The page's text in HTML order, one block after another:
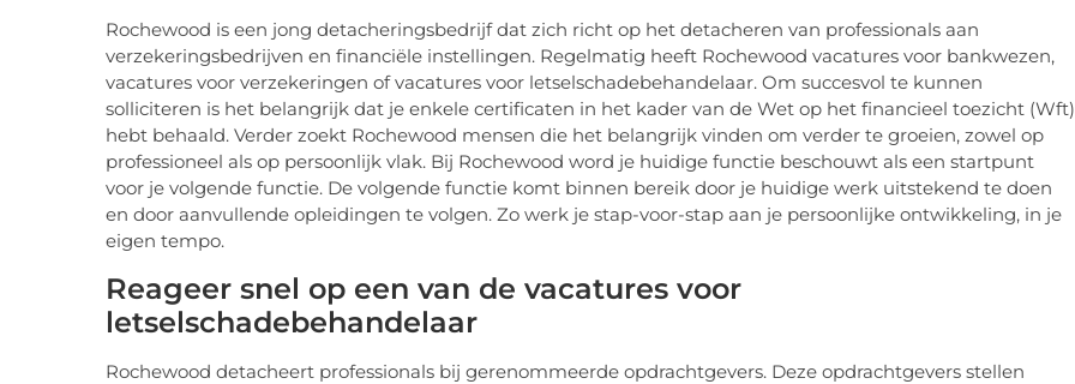
Rochewood is een jong detacheringsbedrijf dat zich richt op het detacheren van professionals aan
verzekeringsbedrijven en financiële instellingen. Regelmatig heeft Rochewood vacatures voor bankwezen,
vacatures voor verzekeringen of vacatures voor letselschadebehandelaar. Om succesvol te kunnen
solliciteren is het belangrijk dat je enkele certificaten in het kader van de Wet op het financieel toezicht (Wft)
hebt behaald. Verder zoekt Rochewood mensen die het belangrijk vinden om verder te groeien, zowel op
professioneel als op persoonlijk vlak. Bij Rochewood word je huidige functie beschouwt als een startpunt
voor je volgende functie. De volgende functie komt binnen bereik door je huidige werk uitstekend te doen
en door aanvullende opleidingen te volgen. Zo werk je stap-voor-stap aan je persoonlijke ontwikkeling, in je
eigen tempo.
Reageer snel op een van de vacatures voor
letselschadebehandelaar
Rochewood detacheert professionals bij gerenommeerde opdrachtgevers. Deze opdrachtgevers stellen